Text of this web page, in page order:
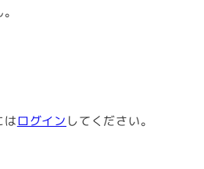
はログイン してください。